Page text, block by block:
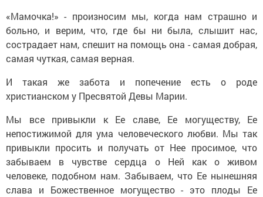
«Мамочка!» - произносим мы, когда нам страшно и
больно, и верим, что, где бы ни была, слышит нас,
сострадает нам, спешит на помощь она - самая добрая,
самая чуткая, самая верная.
И такая же забота и попечение есть о роде
христианском у Пресвятой Девы Марии.
Мы все привыкли к Ее славе, Ее могуществу, Ее
непостижимой для ума человеческого любви. Мы так
привыкли просить и получать от Нее просимое, что
забываем в чувстве сердца о Ней как о живом
человеке, подобном нам. Забываем, что Ее нынешняя
слава и Божественное могущество - это плоды Ее